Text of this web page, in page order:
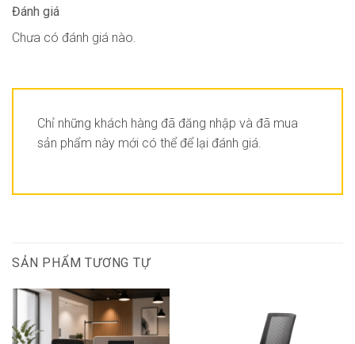
Đánh giá
Chưa có đánh giá nào.
Chỉ những khách hàng đã đăng nhập và đã mua
sản phẩm này mới có thể để lại đánh giá.
SẢN PHẨM TƯƠNG TỰ